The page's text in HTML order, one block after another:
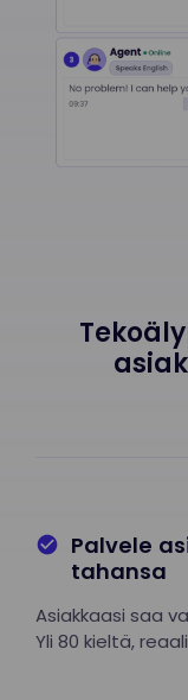
Palvele
tahansa
Asiakkaasi saa
Yli 80 kieltä,